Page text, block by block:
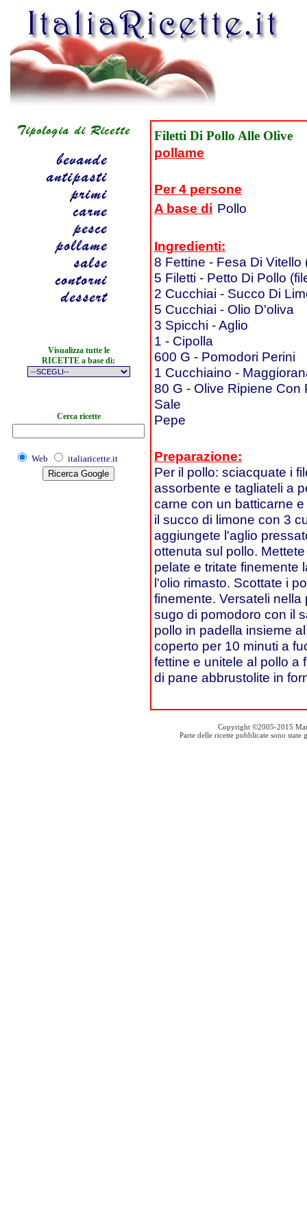
Visualizza tutte le
RICETTE a base di:
Cerca ricette
Web italiaricette.it
Filetti Di Pollo Alle Olive
pollame
Per 4 persone
A base di Pollo
Ingredienti:
8 Fettine - Fesa Di Vitello
5 Filetti - Petto Di Pollo
2 Cucchiai - Succo Di
5 Cucchiai - Olio D'oliva
3 Spicchi - Aglio
1 - Cipolla
600 G - Pomodori Perini
1 Cucchiaino -
80 G - Olive Ripiene Con
Sale
Pepe
Preparazione:
Per il pollo: sciacquate i
assorbente e tagliateli a
carne con un batticarne
il succo di limone con 3
aggiungete l'aglio
ottenuta sul pollo.
pelate e tritate finemente
l'olio rimasto. Scottate i
finemente. Versateli
sugo di pomodoro con il
pollo in padella insieme
coperto per 10 minuti a
fettine e unitele al pollo a
di pane abbrustolite in
Copyright ©2005-2015
Parte delle ricette pubblicate sono state